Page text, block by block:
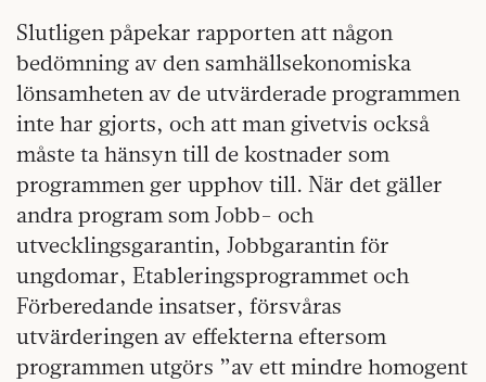
Slutligen påpekar rapporten att någon
bedömning av den samhällsekonomiska
lönsamheten av de utvärderade programmen
inte har gjorts, och att man givetvis också
måste ta hänsyn till de kostnader som
programmen ger upphov till. När det gäller
andra program som Jobb- och
utvecklingsgarantin, Jobbgarantin för
ungdomar, Etableringsprogrammet och
Förberedande insatser, försvåras
utvärderingen av effekterna eftersom
programmen utgörs ”av ett mindre homogent